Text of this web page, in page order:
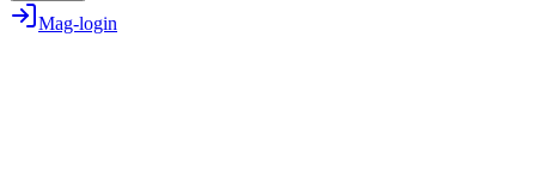
Mag-login